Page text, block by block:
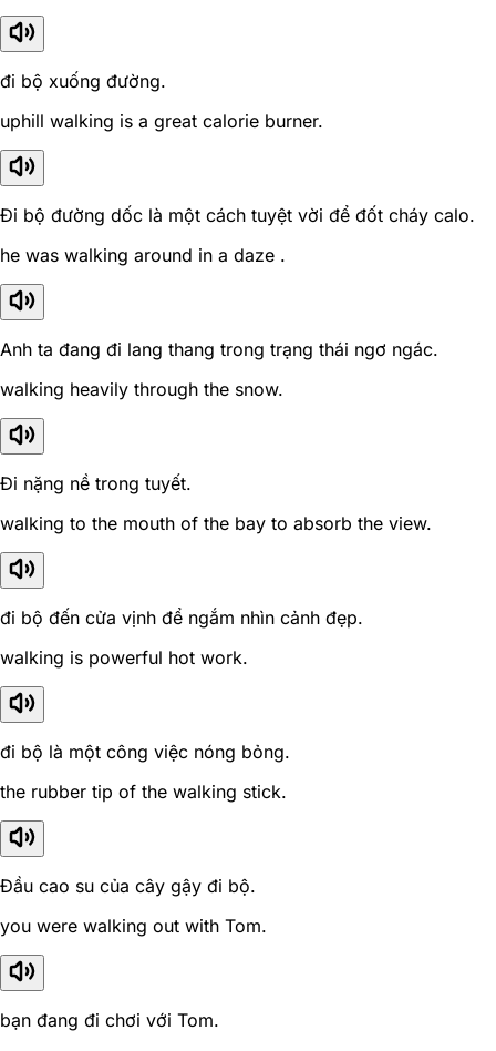
đi bộ xuống đường.
uphill walking is a great calorie burner.
Đi bộ đường dốc là một cách tuyệt vời để đốt cháy calo.
he was walking around in a daze .
Anh ta đang đi lang thang trong trạng thái ngơ ngác.
walking heavily through the snow.
Đi nặng nề trong tuyết.
walking to the mouth of the bay to absorb the view.
đi bộ đến cửa vịnh để ngắm nhìn cảnh đẹp.
walking is powerful hot work.
đi bộ là một công việc nóng bỏng.
the rubber tip of the walking stick.
Đầu cao su của cây gậy đi bộ.
you were walking out with Tom.
bạn đang đi chơi với Tom.